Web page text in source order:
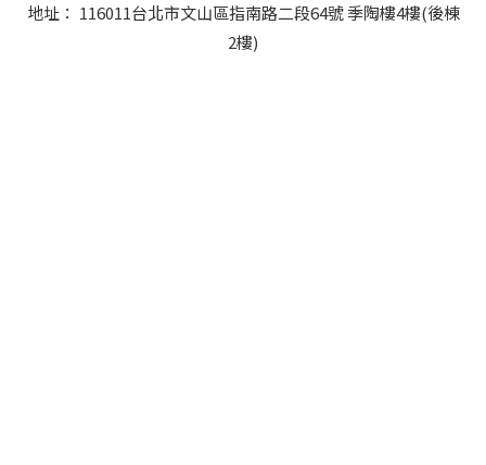
地址： 116011台北市文山區指南路二段64號 季陶樓4樓(後棟
2樓)